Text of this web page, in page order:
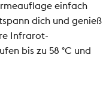
einfach
dich und genieß
Infrarot-
bis zu 58 °C und